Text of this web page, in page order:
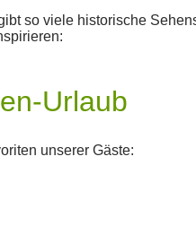
so viele historische
Urlaub
unserer Gäste: